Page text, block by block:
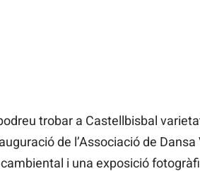
trobar a Castellbisbal
de l’Associació de
i una exposició